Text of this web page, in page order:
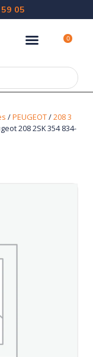
05
0
/PEUGEOT/208 3
208 2SK 354 834-